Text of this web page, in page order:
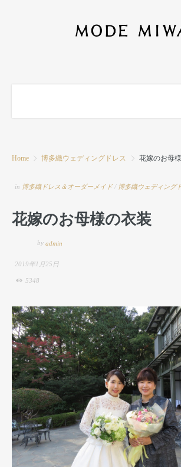
Home 博多織ウェディングドレス 花嫁のお母
in 博多織ドレス＆オーダーメイド / 博多織ウェディング
花嫁のお母様の衣装
by admin
2019年1月25日
5348